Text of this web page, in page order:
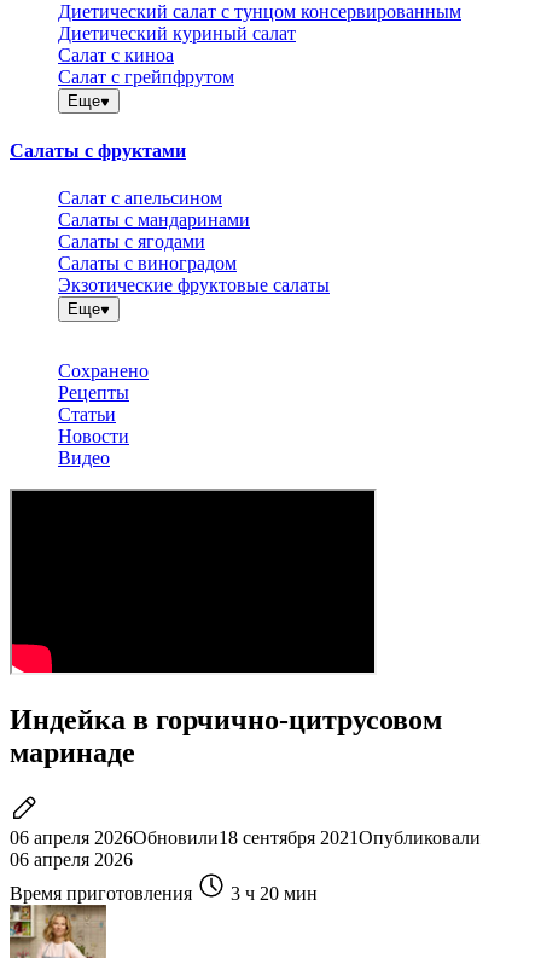
Диетический салат с тунцом консервированным
Диетический куриный салат
Салат с киноа
Салат с грейпфрутом
Еще
Салаты с фруктами
Салат с апельсином
Салаты с мандаринами
Салаты с ягодами
Салаты с виноградом
Экзотические фруктовые салаты
Еще
Сохранено
Рецепты
Статьи
Новости
Видео
Индейка в горчично-цитрусовом
маринаде
06 апреля 2026Обновили18 сентября 2021Опубликовали
06 апреля 2026
Время приготовления
3 ч 20 мин